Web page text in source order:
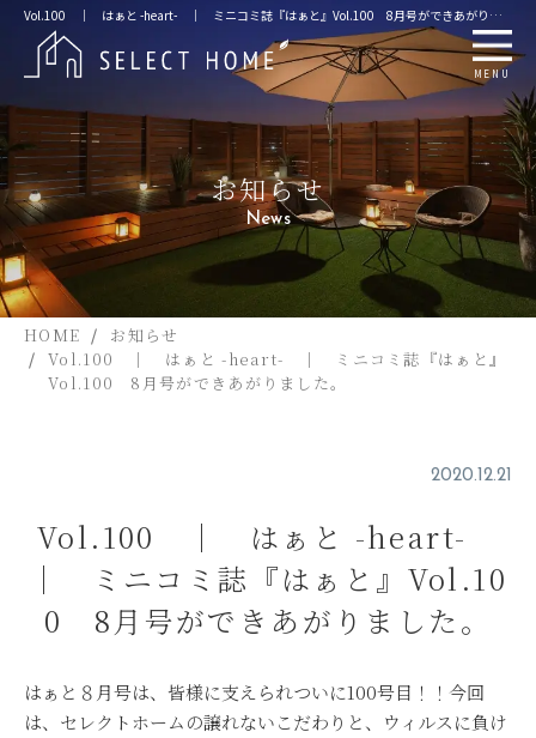
Vol.100 ｜ はぁと -heart- ｜ ミニコミ誌『はぁと』Vol.100 8月号ができあがりま
した。
MENU
お知らせ
News
HOME
お知らせ
Vol.100 ｜ はぁと -heart- ｜ ミニコミ誌『はぁと』
Vol.100 8月号ができあがりました。
2020.12.21
Vol.100 ｜ はぁと -heart-
｜ ミニコミ誌『はぁと』Vol.10
0 8月号ができあがりました。
はぁと８月号は、皆様に支えられついに100号目！！今回
は、セレクトホームの譲れないこだわりと、ウィルスに負け